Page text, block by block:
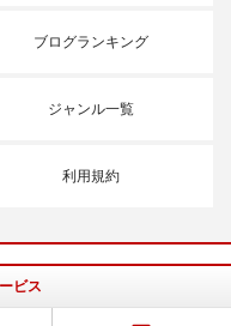
ブログランキング
ジャンル一覧
利用規約
ビス